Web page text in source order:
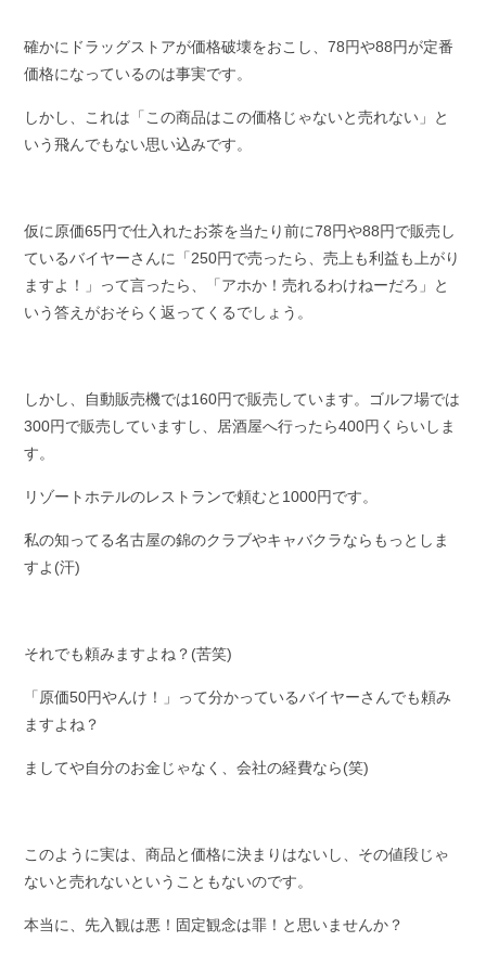
確かにドラッグストアが価格破壊をおこし、78円や88円が定番
価格になっているのは事実です。
しかし、これは「この商品はこの価格じゃないと売れない」と
いう飛んでもない思い込みです。
仮に原価65円で仕入れたお茶を当たり前に78円や88円で販売し
ているバイヤーさんに「250円で売ったら、売上も利益も上がり
ますよ！」って言ったら、「アホか！売れるわけねーだろ」と
いう答えがおそらく返ってくるでしょう。
しかし、自動販売機では160円で販売しています。ゴルフ場では
300円で販売していますし、居酒屋へ行ったら400円くらいしま
す。
リゾートホテルのレストランで頼むと1000円です。
私の知ってる名古屋の錦のクラブやキャバクラならもっとしま
すよ(汗)
それでも頼みますよね？(苦笑)
「原価50円やんけ！」って分かっているバイヤーさんでも頼み
ますよね？
ましてや自分のお金じゃなく、会社の経費なら(笑)
このように実は、商品と価格に決まりはないし、その値段じゃ
ないと売れないということもないのです。
本当に、先入観は悪！固定観念は罪！と思いませんか？